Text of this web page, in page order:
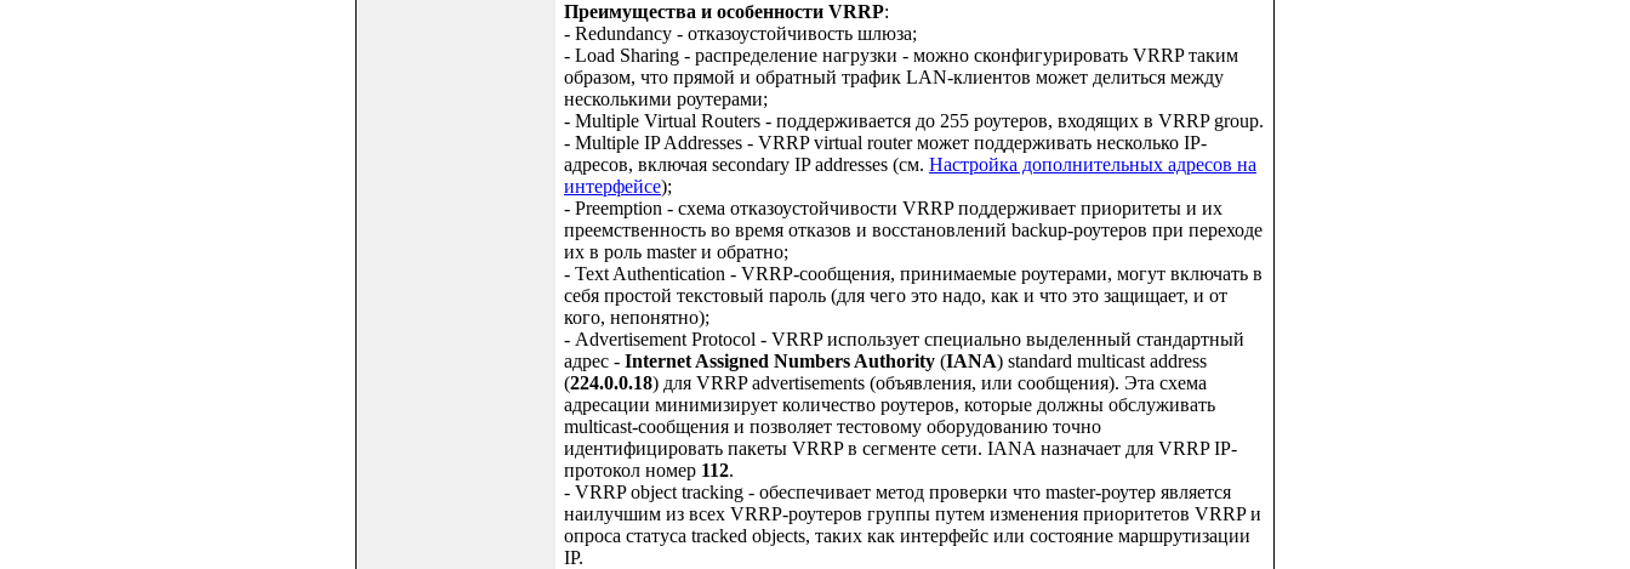
Преимущества и особенности VRRP:
- Redundancy - отказоустойчивость шлюза;
- Load Sharing - распределение нагрузки - можно сконфигурировать VRRP таким
образом, что прямой и обратный трафик LAN-клиентов может делиться между
несколькими роутерами;
- Multiple Virtual Routers - поддерживается до 255 роутеров, входящих в VRRP group.
- Multiple IP Addresses - VRRP virtual router может поддерживать несколько IP-
адресов, включая secondary IP addresses (см. Настройка дополнительных адресов на
интерфейсе);
- Preemption - схема отказоустойчивости VRRP поддерживает приоритеты и их
преемственность во время отказов и восстановлений backup-роутеров при переходе
их в роль master и обратно;
- Text Authentication - VRRP-сообщения, принимаемые роутерами, могут включать в
себя простой текстовый пароль (для чего это надо, как и что это защищает, и от
кого, непонятно);
- Advertisement Protocol - VRRP использует специально выделенный стандартный
адрес - Internet Assigned Numbers Authority (IANA) standard multicast address
(224.0.0.18) для VRRP advertisements (объявления, или сообщения). Эта схема
адресации минимизирует количество роутеров, которые должны обслуживать
multicast-сообщения и позволяет тестовому оборудованию точно
идентифицировать пакеты VRRP в сегменте сети. IANA назначает для VRRP IP-
протокол номер 112.
- VRRP object tracking - обеспечивает метод проверки что master-роутер является
наилучшим из всех VRRP-роутеров группы путем изменения приоритетов VRRP и
опроса статуса tracked objects, таких как интерфейс или состояние маршрутизации
IP.